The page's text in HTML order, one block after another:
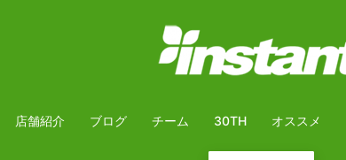
店舗紹介 ブログ チーム 30TH オススメ